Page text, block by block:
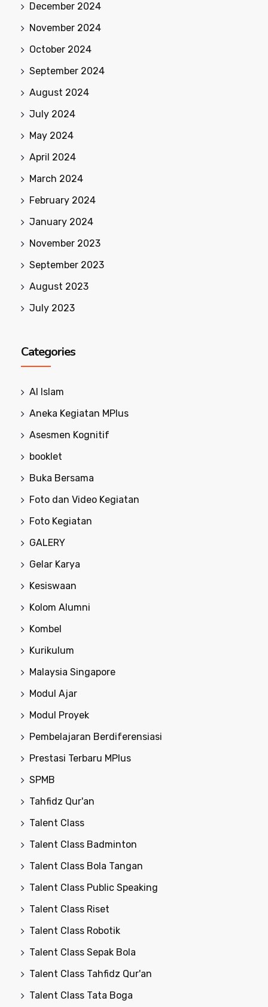
December 2024
November 2024
October 2024
September 2024
August 2024
July 2024
May 2024
April 2024
March 2024
February 2024
January 2024
November 2023
September 2023
August 2023
July 2023
Categories
Al Islam
Aneka Kegiatan MPlus
Asesmen Kognitif
booklet
Buka Bersama
Foto dan Video Kegiatan
Foto Kegiatan
GALERY
Gelar Karya
Kesiswaan
Kolom Alumni
Kombel
Kurikulum
Malaysia Singapore
Modul Ajar
Modul Proyek
Pembelajaran Berdiferensiasi
Prestasi Terbaru MPlus
SPMB
Tahfidz Qur'an
Talent Class
Talent Class Badminton
Talent Class Bola Tangan
Talent Class Public Speaking
Talent Class Riset
Talent Class Robotik
Talent Class Sepak Bola
Talent Class Tahfidz Qur'an
Talent Class Tata Boga